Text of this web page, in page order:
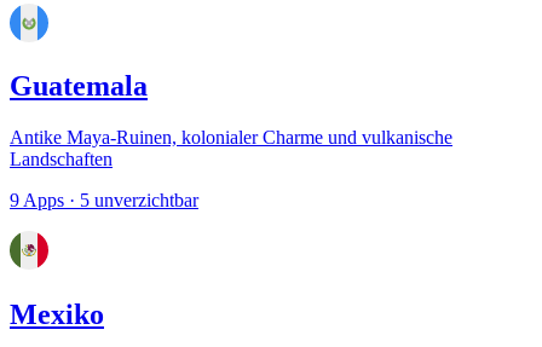
Guatemala
Antike Maya-Ruinen, kolonialer Charme und vulkanische
Landschaften
9 Apps · 5 unverzichtbar
Mexiko